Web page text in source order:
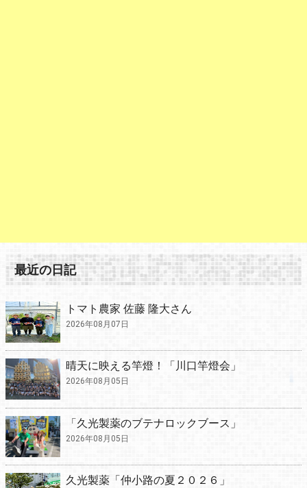
最近の日記
トマト農家 佐藤 隆大さん
2026年08月07日
晴天に映える竿燈！「川口竿燈会」
2026年08月05日
「久光製薬のブテナロックブース」
2026年08月05日
久光製薬「仲小路の夏２０２６」